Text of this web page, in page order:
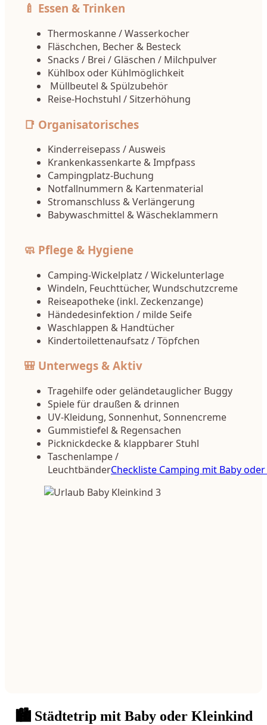
🍼 Essen & Trinken
Thermoskanne / Wasserkocher
Fläschchen, Becher & Besteck
Snacks / Brei / Gläschen / Milchpulver
Kühlbox oder Kühlmöglichkeit
Müllbeutel & Spülzubehör
Reise-Hochstuhl / Sitzerhöhung
📑 Organisatorisches
Kinderreisepass / Ausweis
Krankenkassenkarte & Impfpass
Campingplatz-Buchung
Notfallnummern & Kartenmaterial
Stromanschluss & Verlängerung
Babywaschmittel & Wäscheklammern
🧼 Pflege & Hygiene
Camping-Wickelplatz / Wickelunterlage
Windeln, Feuchttücher, Wundschutzcreme
Reiseapotheke (inkl. Zeckenzange)
Händedesinfektion / milde Seife
Waschlappen & Handtücher
Kindertoilettenaufsatz / Töpfchen
🎒 Unterwegs & Aktiv
Tragehilfe oder geländetauglicher Buggy
Spiele für draußen & drinnen
UV-Kleidung, Sonnenhut, Sonnencreme
Gummistiefel & Regensachen
Picknickdecke & klappbarer Stuhl
Taschenlampe /
LeuchtbänderCheckliste Camping mit Baby
🏙️ Städtetrip mit Baby oder Kleinkind